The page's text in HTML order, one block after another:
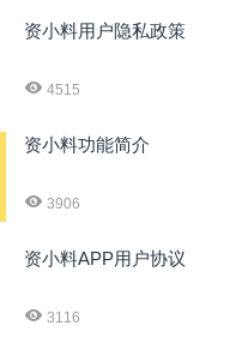
资小料用户隐私政策
4515
资小料功能简介
3906
资小料APP用户协议
3116